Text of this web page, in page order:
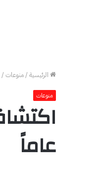
الرئيسية/منوعات/
منوعات
عاماً